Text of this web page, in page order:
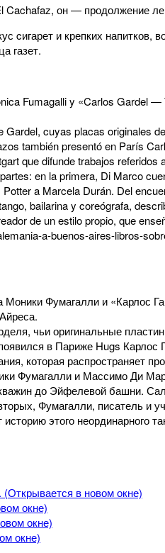
Cachafaz, он — продолжение
cигарет и крепких
газет.
Fumagalli y «Carlos Gardel
cuyas placas
también presentó en París
que difunde trabajos
en la primera, Di Marco
a Marcela Durán. Del
bailarina y coreógrafa,
de un estilo propio, que
a-buenos-aires-libros-
Моники Фумагалли и
чьи оригинальные
в Париже Hugs
которая
Фумагалли и Массимо Ди
до Эйфелевой башни.
Фумагалли, писатель и
этого неординарного
в новом окне)
окне)
окне)
окне)